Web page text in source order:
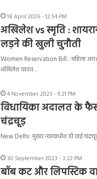
18 April 2026 - 12:54 PM
अखिलेश vs स्मृति :
लड़ने की खुली चुनौती
Women Reservation Bill : महिला
अखिलेश यादव…
4 November 2023 - 9:21 PM
विधायिका अदालत के
चंद्रचूड़
New Delhi: मुख्य न्यायाधीश डी वाई
30 September 2023 - 3:22 PM
बॉब कट और लिपस्टिक